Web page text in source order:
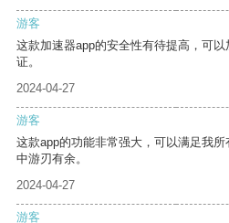
游客
这款加速器app的安全性有待提高，可
证。
2024-04-27
游客
这款app的功能非常强大，可以满足我
中游刃有余。
2024-04-27
游客